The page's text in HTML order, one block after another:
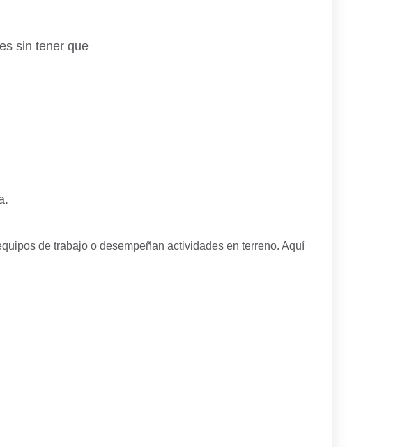
sin tener que
de trabajo o desempeñan actividades en terreno. Aquí